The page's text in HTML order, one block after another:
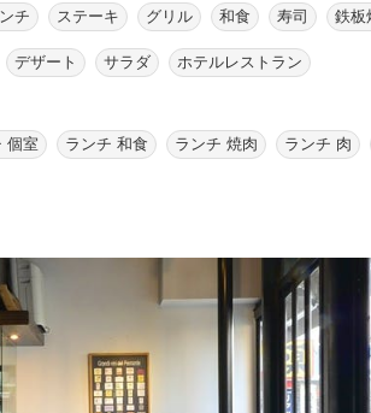
チ ステーキ グリル 和食 寿司 鉄板
デザート サラダ ホテルレストラン
個室 ランチ 和食 ランチ 焼肉 ランチ 肉